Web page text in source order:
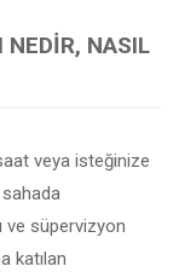
NEDIR, NASIL
veya isteğinize
ve süpervizyon
katılan